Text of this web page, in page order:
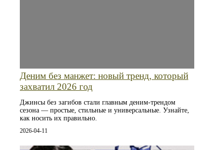
Деним без манжет: новый тренд, который
захватил 2026 год
Джинсы без загибов стали главным деним-трендом
сезона — простые, стильные и универсальные. Узнайте,
как носить их правильно.
2026-04-11